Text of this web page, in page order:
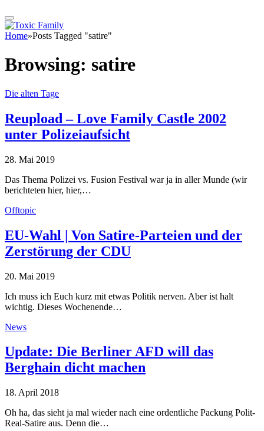
Home»Posts Tagged "satire"
Browsing: satire
Die alten Tage
Reupload – Love Family Castle 2002
unter Polizeiaufsicht
28. Mai 2019
Das Thema Polizei vs. Fusion Festival war ja in aller Munde (wir
berichteten hier, hier,…
Offtopic
EU-Wahl | Von Satire-Parteien und der
Zerstörung der CDU
20. Mai 2019
Ich muss ich Euch kurz mit etwas Politik nerven. Aber ist halt
wichtig. Dieses Wochenende…
News
Update: Die Berliner AFD will das
Berghain dicht machen
18. April 2018
Oh ha, das sieht ja mal wieder nach eine ordentliche Packung Polit-
Real-Satire aus. Denn die…